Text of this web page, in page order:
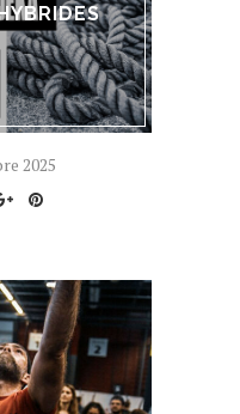
2025